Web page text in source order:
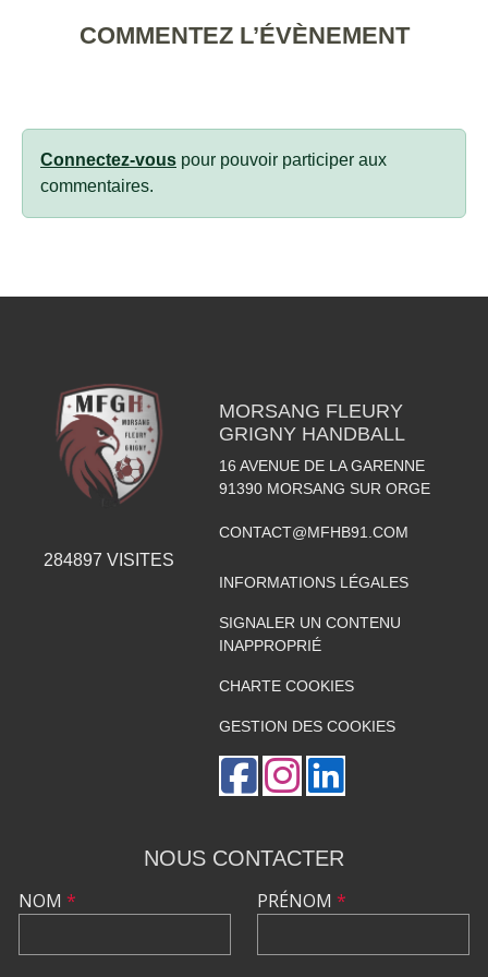
COMMENTEZ L’ÉVÈNEMENT
Connectez-vous pour pouvoir participer aux
commentaires.
284897 VISITES
MORSANG FLEURY
GRIGNY HANDBALL
16 AVENUE DE LA GARENNE
91390 MORSANG SUR ORGE
CONTACT@MFHB91.COM
INFORMATIONS LÉGALES
SIGNALER UN CONTENU
INAPPROPRIÉ
CHARTE COOKIES
GESTION DES COOKIES
NOUS CONTACTER
NOM * PRÉNOM *